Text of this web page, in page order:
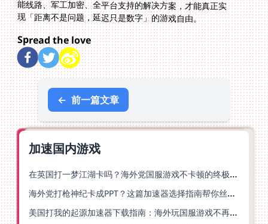
现「距离不是问题，延迟只是数字」的游戏自由。
Spread the love
← 前一篇文章
加速国内游戏
在英国打一梦江湖卡吗？海外党国服游戏不卡顿的终极解法
海外党打枪神纪卡成PPT？这篇加速器选择指南帮你丝滑上分
美国打我的起源加速器下载指南：海外玩国服游戏不再卡的终极方案